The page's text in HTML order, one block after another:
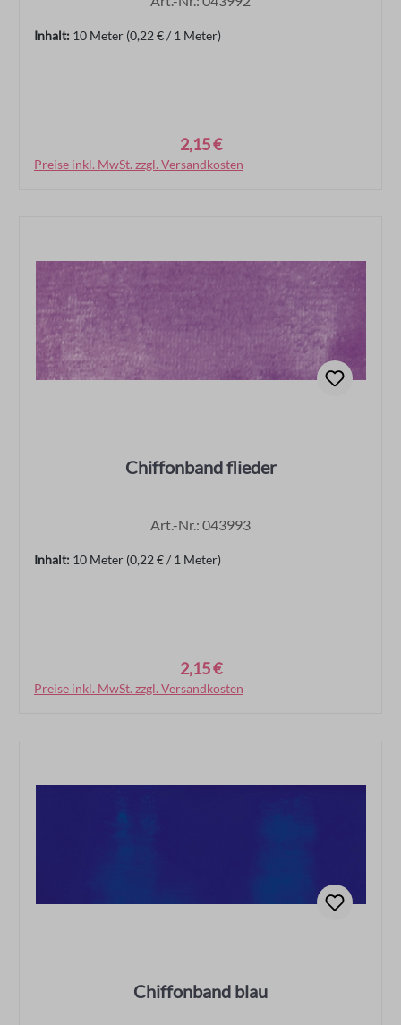
Inhalt: 10 Meter (0,22 € / 1 Meter)
2,15 €
Preise inkl. MwSt. zzgl. Versandkosten
In den Warenkorb
Chiffonband flieder
Art.-Nr.: 043993
Inhalt: 10 Meter (0,22 € / 1 Meter)
2,15 €
Preise inkl. MwSt. zzgl. Versandkosten
In den Warenkorb
Chiffonband blau